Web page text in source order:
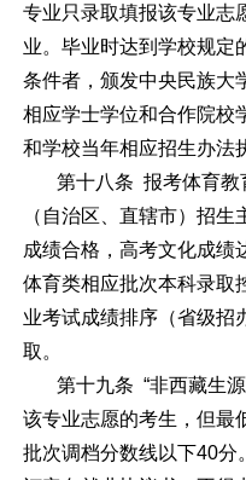
专业只录取填报该专业志
业。毕业时达到学校规定
条件者，颁发中央民族大
相应学士学位和合作院校
和学校当年相应招生办法
第十八条 报考体育教
（自治区、直辖市）招
成绩合格，高考文化成绩
体育类相应批次本科录取
业考试成绩排序（省级招
取。
第十九条 “非西藏生源
该专业志愿的考生，但最
批次调档分数线以下40分